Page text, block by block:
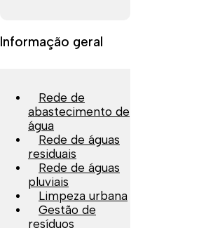
Informação geral
Rede de
abastecimento de
água
Rede de águas
residuais
Rede de águas
pluviais
Limpeza urbana
Gestão de
resíduos